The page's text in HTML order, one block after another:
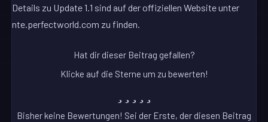
Details zu Update 1.1 sind auf der offiziellen Website unter
nte.perfectworld.com zu finden.
Hat dir dieser Beitrag gefallen?
Klicke auf die Sterne um zu bewerten!
Bisher keine Bewertungen! Sei der Erste, der diesen Beitrag